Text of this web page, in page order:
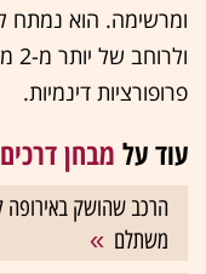
ומרשימה. הוא נמתח
פרופורציות דינמיות.
עוד על מבחן דרכים
הרכב שהושק באירופה
משתלם